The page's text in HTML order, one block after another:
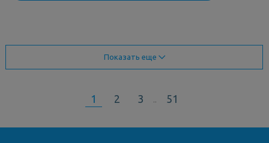
Показать еще
1 2 3 51